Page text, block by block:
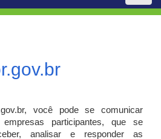
você pode se comunicar
participantes, que se
analisar e responder as